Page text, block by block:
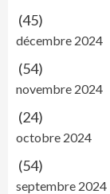
(45)
décembre 2024
(54)
novembre 2024
(24)
octobre 2024
(54)
septembre 2024